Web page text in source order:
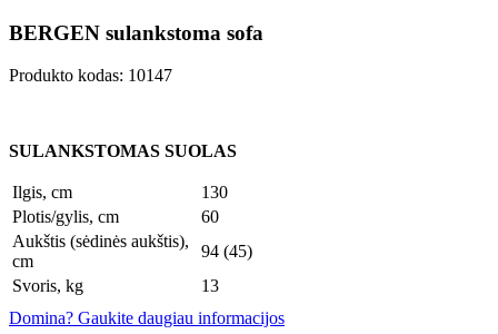
BERGEN sulankstoma sofa
Produkto kodas: 10147
SULANKSTOMAS SUOLAS
Ilgis, cm
130
Plotis/gylis, cm
60
Aukštis (sėdinės aukštis),
cm
94 (45)
Svoris, kg
13
Domina? Gaukite daugiau informacijos